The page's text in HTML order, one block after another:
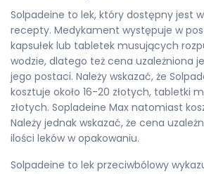
Solpadeine to lek, który dostępny jest
recepty. Medykament występuje w
kapsułek lub tabletek musujących
wodzie, dlatego też cena uzależniona
jego postaci. Należy wskazać, że
kosztuje około 16-20 złotych, tabletki
złotych. Sopladeine Max natomiast
Należy jednak wskazać, że cena
ilości leków w opakowaniu.
Solpadeine to lek przeciwbólowy